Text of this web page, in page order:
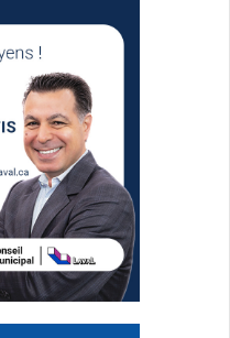
et a recueilli près de
avec environ 150
de la nature le 31
place importante dans
avec des
et février.Plusieurs
de la fermetteou, à tout
publique avant toute